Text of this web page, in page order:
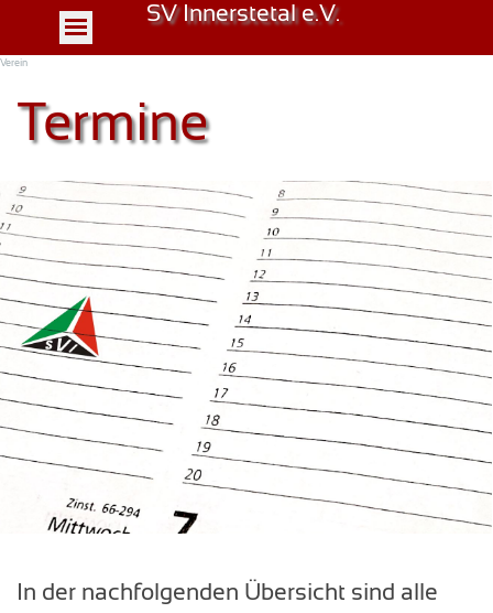
SV Innerstetal e.V.
Verein
Termine
In der nachfolgenden Übersicht sind alle